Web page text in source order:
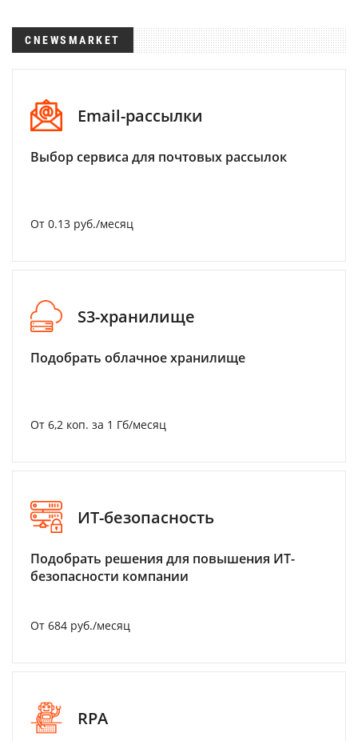
CNEWSMARKET
Email-рассылки
Выбор сервиса для почтовых рассылок
От 0.13 руб./месяц
S3-хранилище
Подобрать облачное хранилище
От 6,2 коп. за 1 Гб/месяц
ИТ-безопасность
Подобрать решения для повышения ИТ-
безопасности компании
От 684 руб./месяц
RPA